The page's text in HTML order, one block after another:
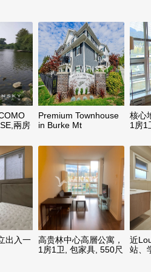
兩房
Premium Townhouse
in Burke Mt
核心
1房1
出入一
高贵林中心高層公寓，
1房1卫, 包家具, 550尺
近
站、